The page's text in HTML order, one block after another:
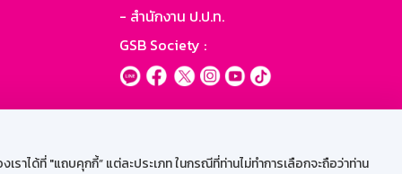
ได้ที่ "แถบคุกกี้” แต่ละประเภท ในกรณีที่ท่านไม่ทำการเลือกจะถือว่าท่าน
- สำนักงาน ป.ป.ท.
GSB Society :